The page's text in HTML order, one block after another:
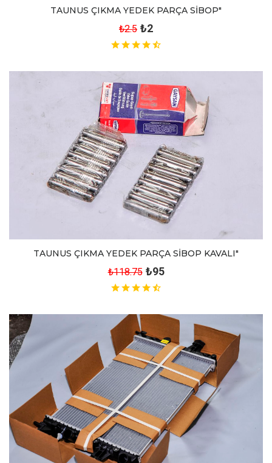
TAUNUS ÇIKMA YEDEK PARÇA SİBOP"
₺2.5 ₺2
TAUNUS ÇIKMA YEDEK PARÇA SİBOP KAVALI"
₺118.75 ₺95